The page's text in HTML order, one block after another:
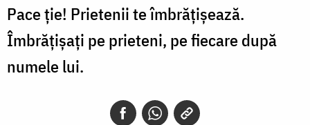
Pace ție! Prietenii te îmbrățișează.
Îmbrățișați pe prieteni, pe fiecare după
numele lui.